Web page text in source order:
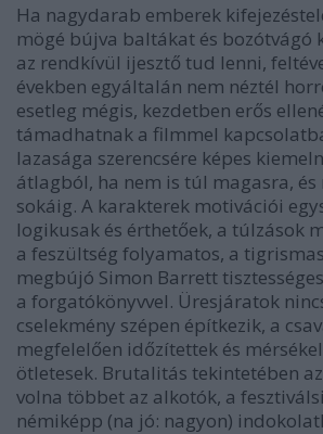
Ha nagydarab emberek
mögé bújva baltákat és bozótvágó
az rendkívül ijesztő tud lenni,
években egyáltalán nem néztél
esetleg mégis, kezdetben erős
támadhatnak a filmmel
lazasága szerencsére képes
átlagból, ha nem is túl magasra, és
sokáig. A karakterek motivációi
logikusak és érthetőek, a túlzások
a feszültség folyamatos, a
megbújó Simon Barrett
a forgatókönyvvel. Üresjáratok
cselekmény szépen építkezik, a
megfelelően időzítettek és
ötletesek. Brutalitás tekintetében
volna többet az alkotók, a
némiképp (na jó: nagyon)